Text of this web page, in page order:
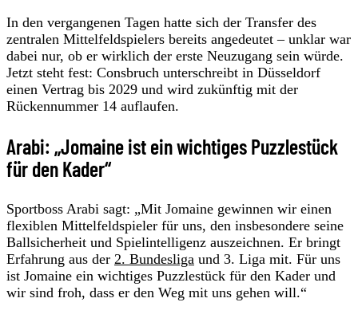
In den vergangenen Tagen hatte sich der Transfer des
zentralen Mittelfeldspielers bereits angedeutet – unklar war
dabei nur, ob er wirklich der erste Neuzugang sein würde.
Jetzt steht fest: Consbruch unterschreibt in Düsseldorf
einen Vertrag bis 2029 und wird zukünftig mit der
Rückennummer 14 auflaufen.
Arabi: „Jomaine ist ein wichtiges Puzzlestück
für den Kader“
Sportboss Arabi sagt: „Mit Jomaine gewinnen wir einen
flexiblen Mittelfeldspieler für uns, den insbesondere seine
Ballsicherheit und Spielintelligenz auszeichnen. Er bringt
Erfahrung aus der 2. Bundesliga und 3. Liga mit. Für uns
ist Jomaine ein wichtiges Puzzlestück für den Kader und
wir sind froh, dass er den Weg mit uns gehen will.“